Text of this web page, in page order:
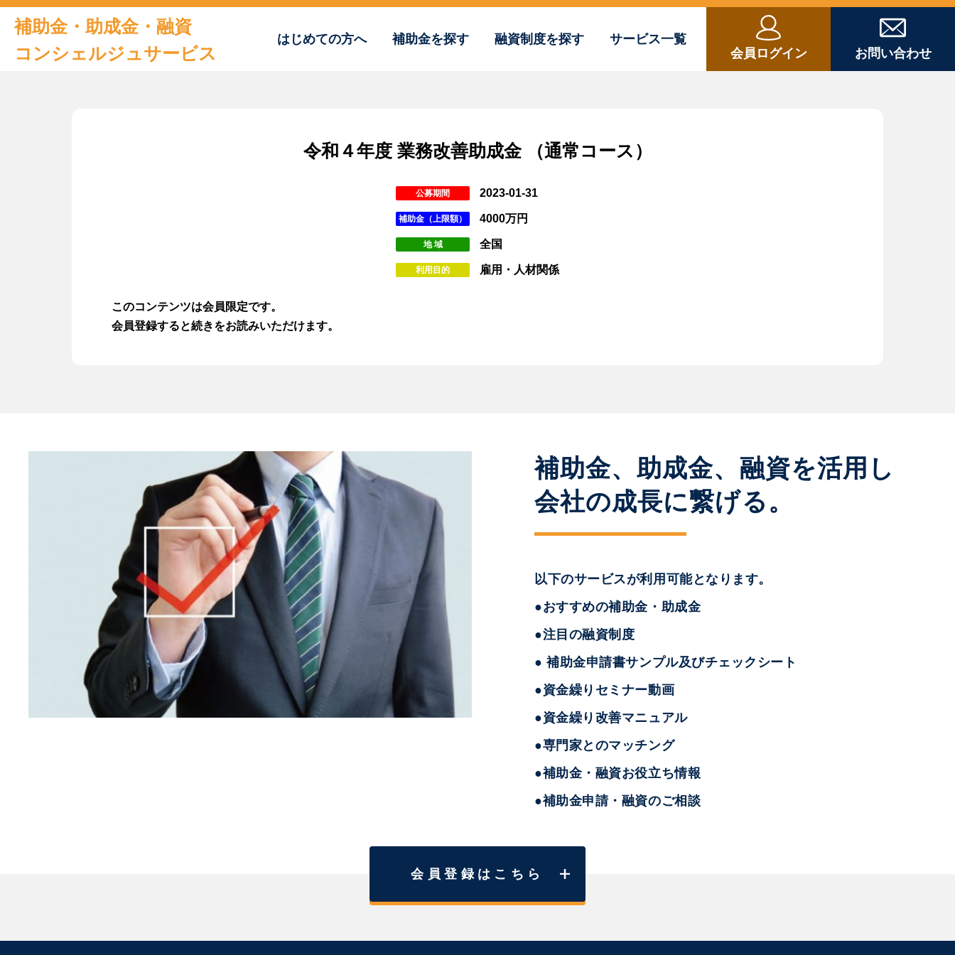
補助金・助成金・融資
コンシェルジュサービス
はじめての方へ 補助金を探す 融資制度を探す
サービス一覧
会員ログイン
お問い合わせ
お問い合わせ
入会はこちら
令和４年度 業務改善助成金 （通常コース）
公募期間 2023-01-31
補助金（上限額） 4000万円
地 域 全国
利用目的 雇用・人材関係
このコンテンツは会員限定です。
会員登録すると続きをお読みいただけます。
補助金、助成金、融資を活用し
会社の成長に繋げる。
以下のサービスが利用可能となります。
●おすすめの補助金・助成金
●注目の融資制度
● 補助金申請書サンプル及びチェックシート
●資金繰りセミナー動画
●資金繰り改善マニュアル
●専門家とのマッチング
●補助金・融資お役立ち情報
●補助金申請・融資のご相談
会員登録はこちら